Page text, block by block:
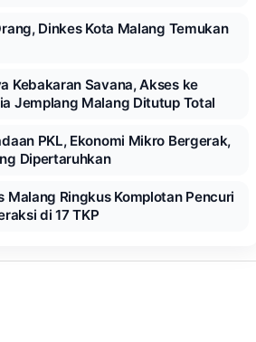
Dinkes Kota Malang Temukan
Kebakaran Savana, Akses ke
Jemplang Malang Ditutup Total
PKL, Ekonomi Mikro Bergerak,
Dipertaruhkan
Malang Ringkus Komplotan Pencuri
di 17 TKP